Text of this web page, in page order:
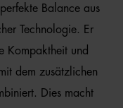
Balance aus
Technologie. Er
Kompaktheit und
dem zusätzlichen
Dies macht